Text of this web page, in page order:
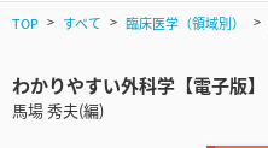
TOP すべて 臨床医学（領域別）
わかりやすい外科学【電子版】
馬場 秀夫(編)